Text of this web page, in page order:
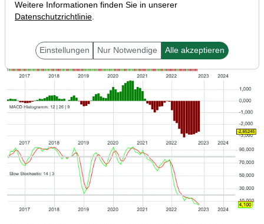
Weitere Informationen finden Sie in unserer
Datenschutzrichtlinie.
Einstellungen Nur Notwendige Alle akzeptieren